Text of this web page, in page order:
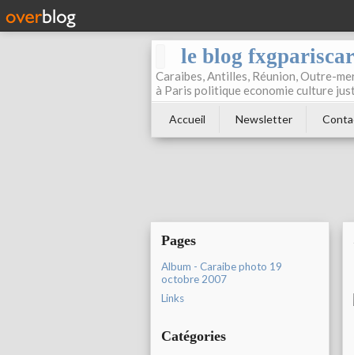
le blog
Caraibes, Antilles, Réunion, Outre-
à Paris politique economie culture
Accueil Newsletter
Pages
Album - Caraibe photo 19
octobre 2007
Links
Catégories